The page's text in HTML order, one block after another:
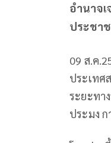
อำนาจ
ประชา
09 ส.ค
ประเทศ
ระยะทา
ประมง